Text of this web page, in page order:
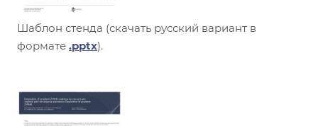
Шаблон стенда (скачать русский вариант в
формате .pptx).